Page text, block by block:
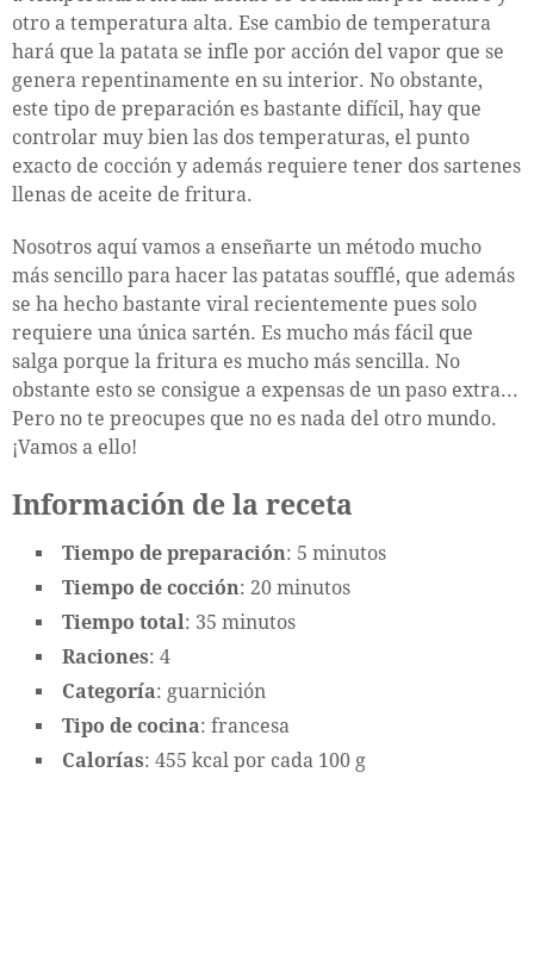
otro a temperatura alta. Ese cambio de temperatura
hará que la patata se infle por acción del vapor que se
genera repentinamente en su interior. No obstante,
este tipo de preparación es bastante difícil, hay que
controlar muy bien las dos temperaturas, el punto
exacto de cocción y además requiere tener dos sartenes
llenas de aceite de fritura.
Nosotros aquí vamos a enseñarte un método mucho
más sencillo para hacer las patatas soufflé, que además
se ha hecho bastante viral recientemente pues solo
requiere una única sartén. Es mucho más fácil que
salga porque la fritura es mucho más sencilla. No
obstante esto se consigue a expensas de un paso extra...
Pero no te preocupes que no es nada del otro mundo.
¡Vamos a ello!
Información de la receta
Tiempo de preparación: 5 minutos
Tiempo de cocción: 20 minutos
Tiempo total: 35 minutos
Raciones: 4
Categoría: guarnición
Tipo de cocina: francesa
Calorías: 455 kcal por cada 100 g